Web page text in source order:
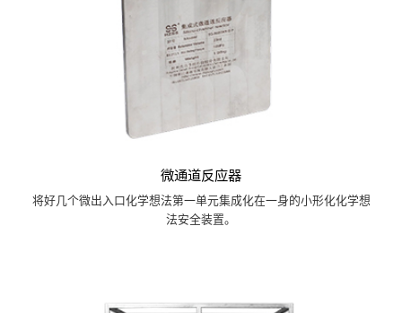
微通道反应器
将好几个微出入口化学想法第一单元集成化在一身的小形化化学想
法安全装置。